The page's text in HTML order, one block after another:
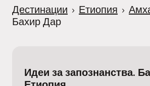
Дестинации › Етиопия ›
Бахир Дар
Идеи за запознанства.